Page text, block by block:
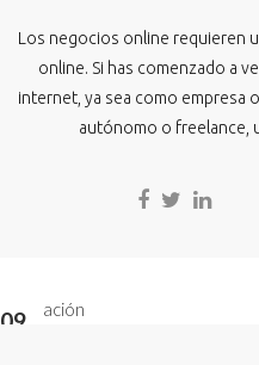
Los negocios online requieren
online. Si has comenzado a
internet, ya sea como empresa
autónomo o freelance,
09